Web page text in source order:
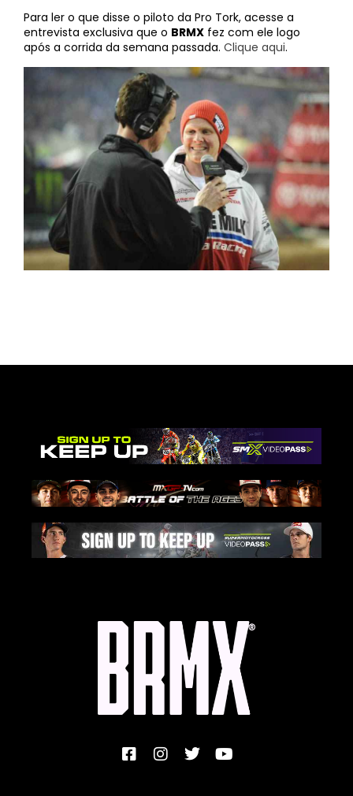
Para ler o que disse o piloto da Pro Tork, acesse a
entrevista exclusiva que o BRMX fez com ele logo
após a corrida da semana passada. Clique aqui.